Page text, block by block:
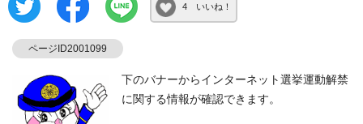
4 いいね！
ページID2001099
下のバナーからインターネット選挙運動解禁
に関する情報が確認できます。